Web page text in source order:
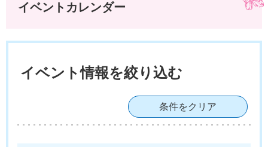
イベントカレンダー
イベント情報を絞り込む
条件をクリア